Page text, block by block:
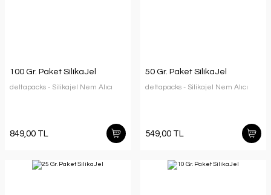
100 Gr. Paket SilikaJel
deltapacks - Silikajel Nem Alıcı
849,00 TL
50 Gr. Paket SilikaJel
deltapacks - Silikajel Nem Alıcı
549,00 TL